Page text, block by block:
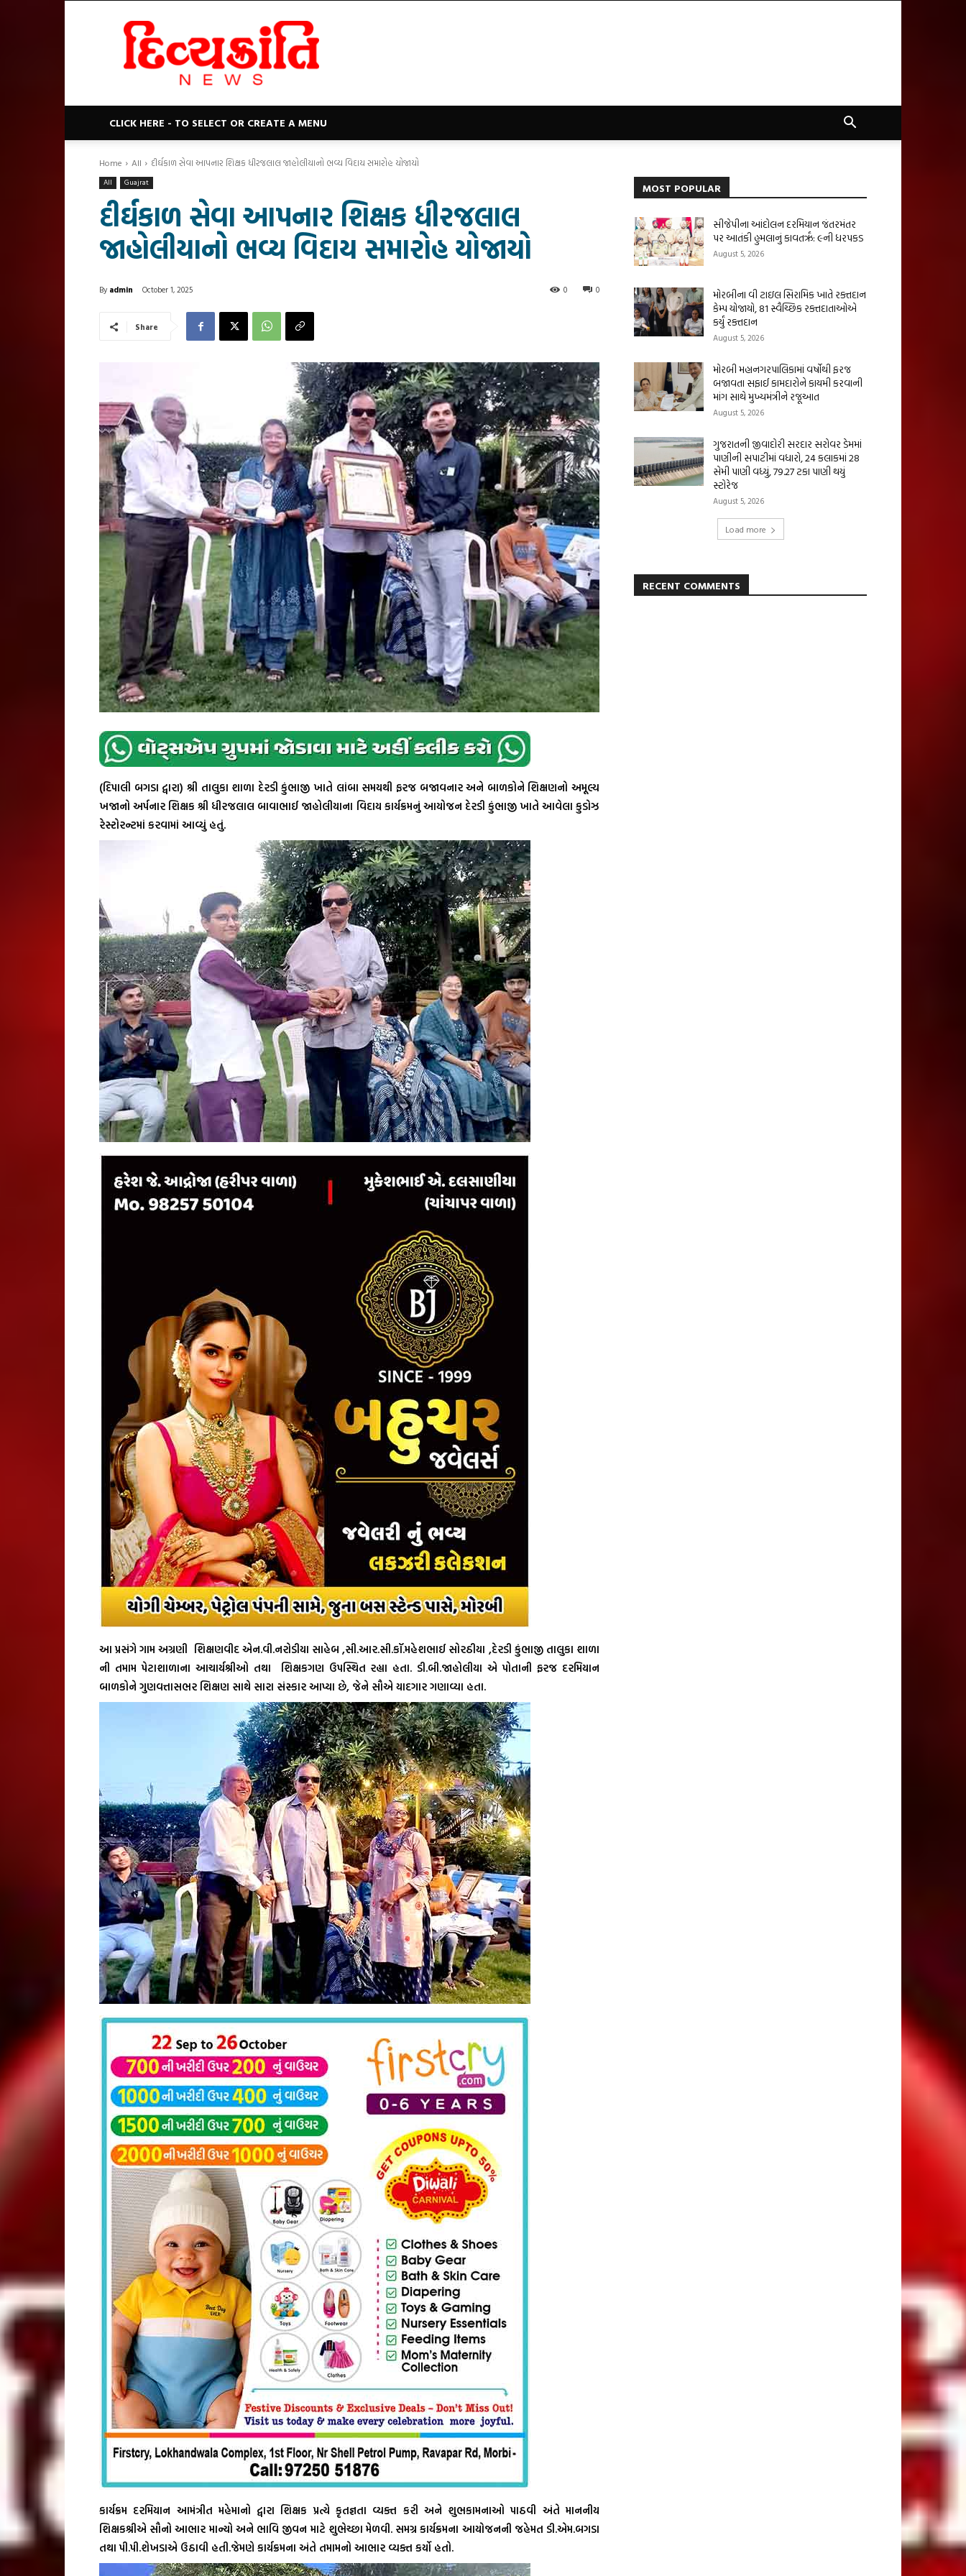
Divyakranti
News
CLICK HERE - TO SELECT OR CREATE A MENU
Home All દીર્ઘકાળ સેવા આપનાર શિક્ષક ધીરજલાલ જાહોલીયાનો ભવ્ય વિદાય સમારોહ યોજાયો
All Guajrat
દીર્ઘકાળ સેવા આપનાર શિક્ષક ધીરજલાલ
જાહોલીયાનો ભવ્ય વિદાય સમારોહ યોજાયો
By admin October 1, 2025 0
0
Share
(દિપાલી બગડા દ્વારા) શ્રી તાલુકા શાળા દેરડી કુંભાજી ખાતે લાંબા સમયથી ફરજ બજાવનાર અને બાળકોને શિક્ષણનો અમૂલ્ય
ખજાનો અર્પનાર શિક્ષક શ્રી ધીરજલાલ બાવાભાઈ જાહોલીયાના વિદાય કાર્યક્રમનું આયોજન દેરડી કુંભાજી ખાતે આવેલા કુડોઝ
રેસ્ટોરન્ટમાં કરવામાં આવ્યું હતું.
આ પ્રસંગે ગામ અગ્રણી શિક્ષણવીદ એન.વી.નરોડીયા સાહેબ ,સી.આર.સી.કૉ.મહેશભાઈ સોરઠીયા ,દેરડી કુંભાજી તાલુકા શાળા
ની તમામ પેટાશાળાના આચાર્યશ્રીઓ તથા શિક્ષકગણ ઉપસ્થિત રહ્યા હતા. ડી.બી.જાહોલીયા એ પોતાની ફરજ દરમિયાન
બાળકોને ગુણવત્તાસભર શિક્ષણ સાથે સારા સંસ્કાર આપ્યા છે, જેને સૌએ યાદગાર ગણાવ્યા હતા.
કાર્યક્રમ દરમિયાન આમંત્રીત મહેમાનો દ્વારા શિક્ષક પ્રત્યે કૃતજ્ઞતા વ્યક્ત કરી અને શુભકામનાઓ પાઠવી અંતે માનનીય
શિક્ષકશ્રીએ સૌનો આભાર માન્યો અને ભાવિ જીવન માટે શુભેચ્છા મેળવી. સમગ્ર કાર્યક્રમના આયોજનની જહેમત ડી.એમ.બગડા
તથા પી.પી.શેખડાએ ઉઠાવી હતી.જેમણે કાર્યક્રમના અંતે તમામનો આભાર વ્યક્ત કર્યો હતો.
MOST POPULAR
સીજેપીના આંદોલન દરમિયાન જંતરમંતર
પર આતંકી હુમલાનું કાવતરૃં: ૯ની ધરપકડ
August 5, 2026
મોરબીના વી ટાઇલ સિરામિક ખાતે રક્તદાન
કેમ્પ યોજાયો, 81 સ્વૈચ્છિક રક્તદાતાઓએ
કર્યું રક્તદાન
August 5, 2026
મોરબી મહાનગરપાલિકામાં વર્ષોથી ફરજ
બજાવતા સફાઈ કામદારોને કાયમી કરવાની
માંગ સાથે મુખ્યમંત્રીને રજૂઆત
August 5, 2026
ગુજરાતની જીવાદોરી સરદાર સરોવર ડેમમાં
પાણીની સપાટીમાં વધારો, 24 કલાકમાં 28
સેમી પાણી વધ્યું, 79.27 ટકા પાણી થયું
સ્ટોરેજ
August 5, 2026
Load more
RECENT COMMENTS